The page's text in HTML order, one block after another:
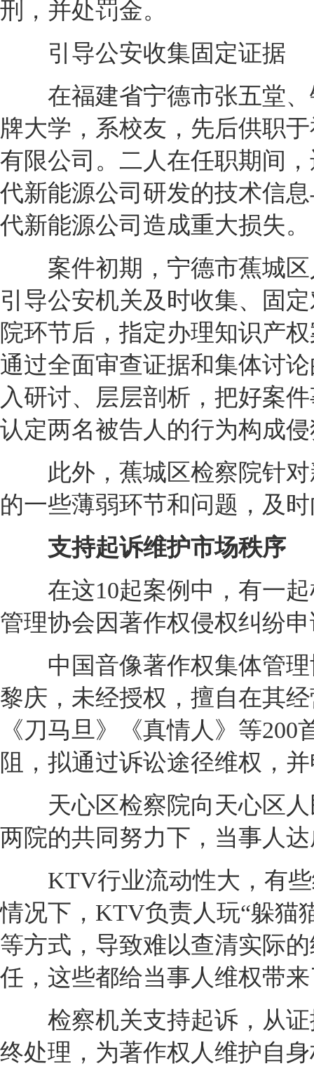
刑，并处罚金。
引导公安收集固定证据
在福建省宁德市张五堂、
牌大学，系校友，先后供职
有限公司。二人在任职期间
代新能源公司研发的技术信
代新能源公司造成重大损失。
案件初期，宁德市蕉城区
引导公安机关及时收集、固
院环节后，指定办理知识产
通过全面审查证据和集体讨
入研讨、层层剖析，把好案
认定两名被告人的行为构成
此外，蕉城区检察院针对
的一些薄弱环节和问题，及
支持起诉维护市场秩序
在这10起案例中，有一起
管理协会因著作权侵权纠纷
中国音像著作权集体管理
黎庆，未经授权，擅自在其
《刀马旦》《真情人》等
阻，拟通过诉讼途径维权，
天心区检察院向天心区人
两院的共同努力下，当事人
KTV行业流动性大，有些
情况下，KTV负责人玩“躲猫
等方式，导致难以查清实际
任，这些都给当事人维权带
检察机关支持起诉，从证
终处理，为著作权人维护自